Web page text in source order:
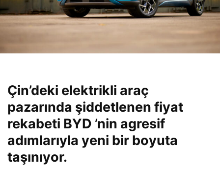
Çin’deki elektrikli araç
pazarında şiddetlenen fiyat
rekabeti BYD ’nin agresif
adımlarıyla yeni bir boyuta
taşınıyor.